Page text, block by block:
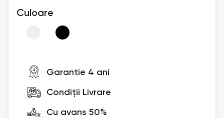
Culoare
Garantie 4 ani
Condiții Livrare
Cu avans 50%